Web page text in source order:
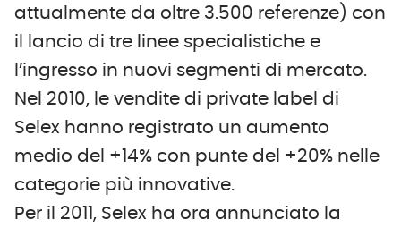
attualmente da oltre 3.500 referenze) con
il lancio di tre linee specialistiche e
l’ingresso in nuovi segmenti di mercato.
Nel 2010, le vendite di private label di
Selex hanno registrato un aumento
medio del +14% con punte del +20% nelle
categorie più innovative.
Per il 2011, Selex ha ora annunciato la